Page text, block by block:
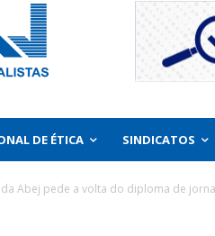
DE ÉTICA SINDICATOS
Abej pede a volta do diploma de